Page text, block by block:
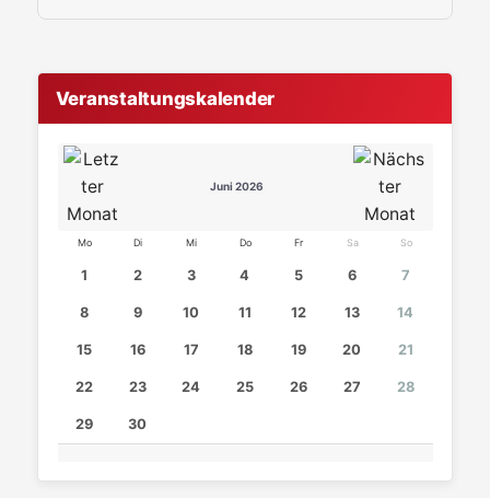
Veranstaltungskalender
Juni 2026
Mo Di Mi Do Fr Sa So
1 2 3 4 5 6 7
8 9 10 11 12 13 14
15 16 17 18 19 20 21
22 23 24 25 26 27 28
29 30